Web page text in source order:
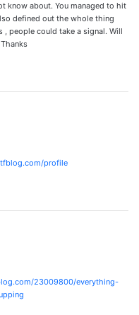
know about. You managed to hit
defined out the whole thing
people could take a signal. Will
profile
23009800/everything-